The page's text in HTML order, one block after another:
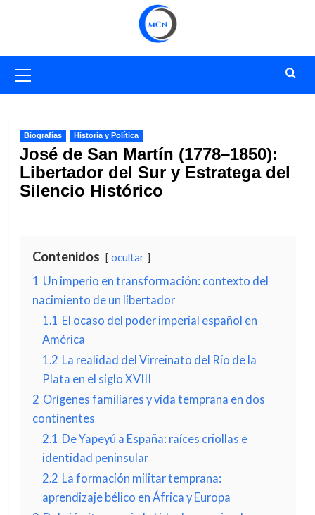
primario
Biografías Historia y Política
José de San Martín (1778–1850):
Libertador del Sur y Estratega del
Silencio Histórico
Contenidos ocultar
1 Un imperio en transformación: contexto del
nacimiento de un libertador
1.1 El ocaso del poder imperial español en
América
1.2 La realidad del Virreinato del Río de la
Plata en el siglo XVIII
2 Orígenes familiares y vida temprana en dos
continentes
2.1 De Yapeyú a España: raíces criollas e
identidad peninsular
2.2 La formación militar temprana:
aprendizaje bélico en África y Europa